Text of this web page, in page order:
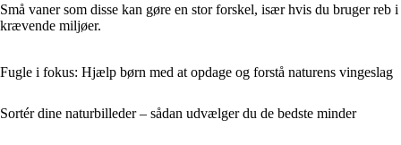
Små vaner som disse kan gøre en stor forskel, især hvis du bruger reb i
krævende miljøer.
Fugle i fokus: Hjælp børn med at opdage og forstå naturens vingeslag
Sortér dine naturbilleder – sådan udvælger du de bedste minder